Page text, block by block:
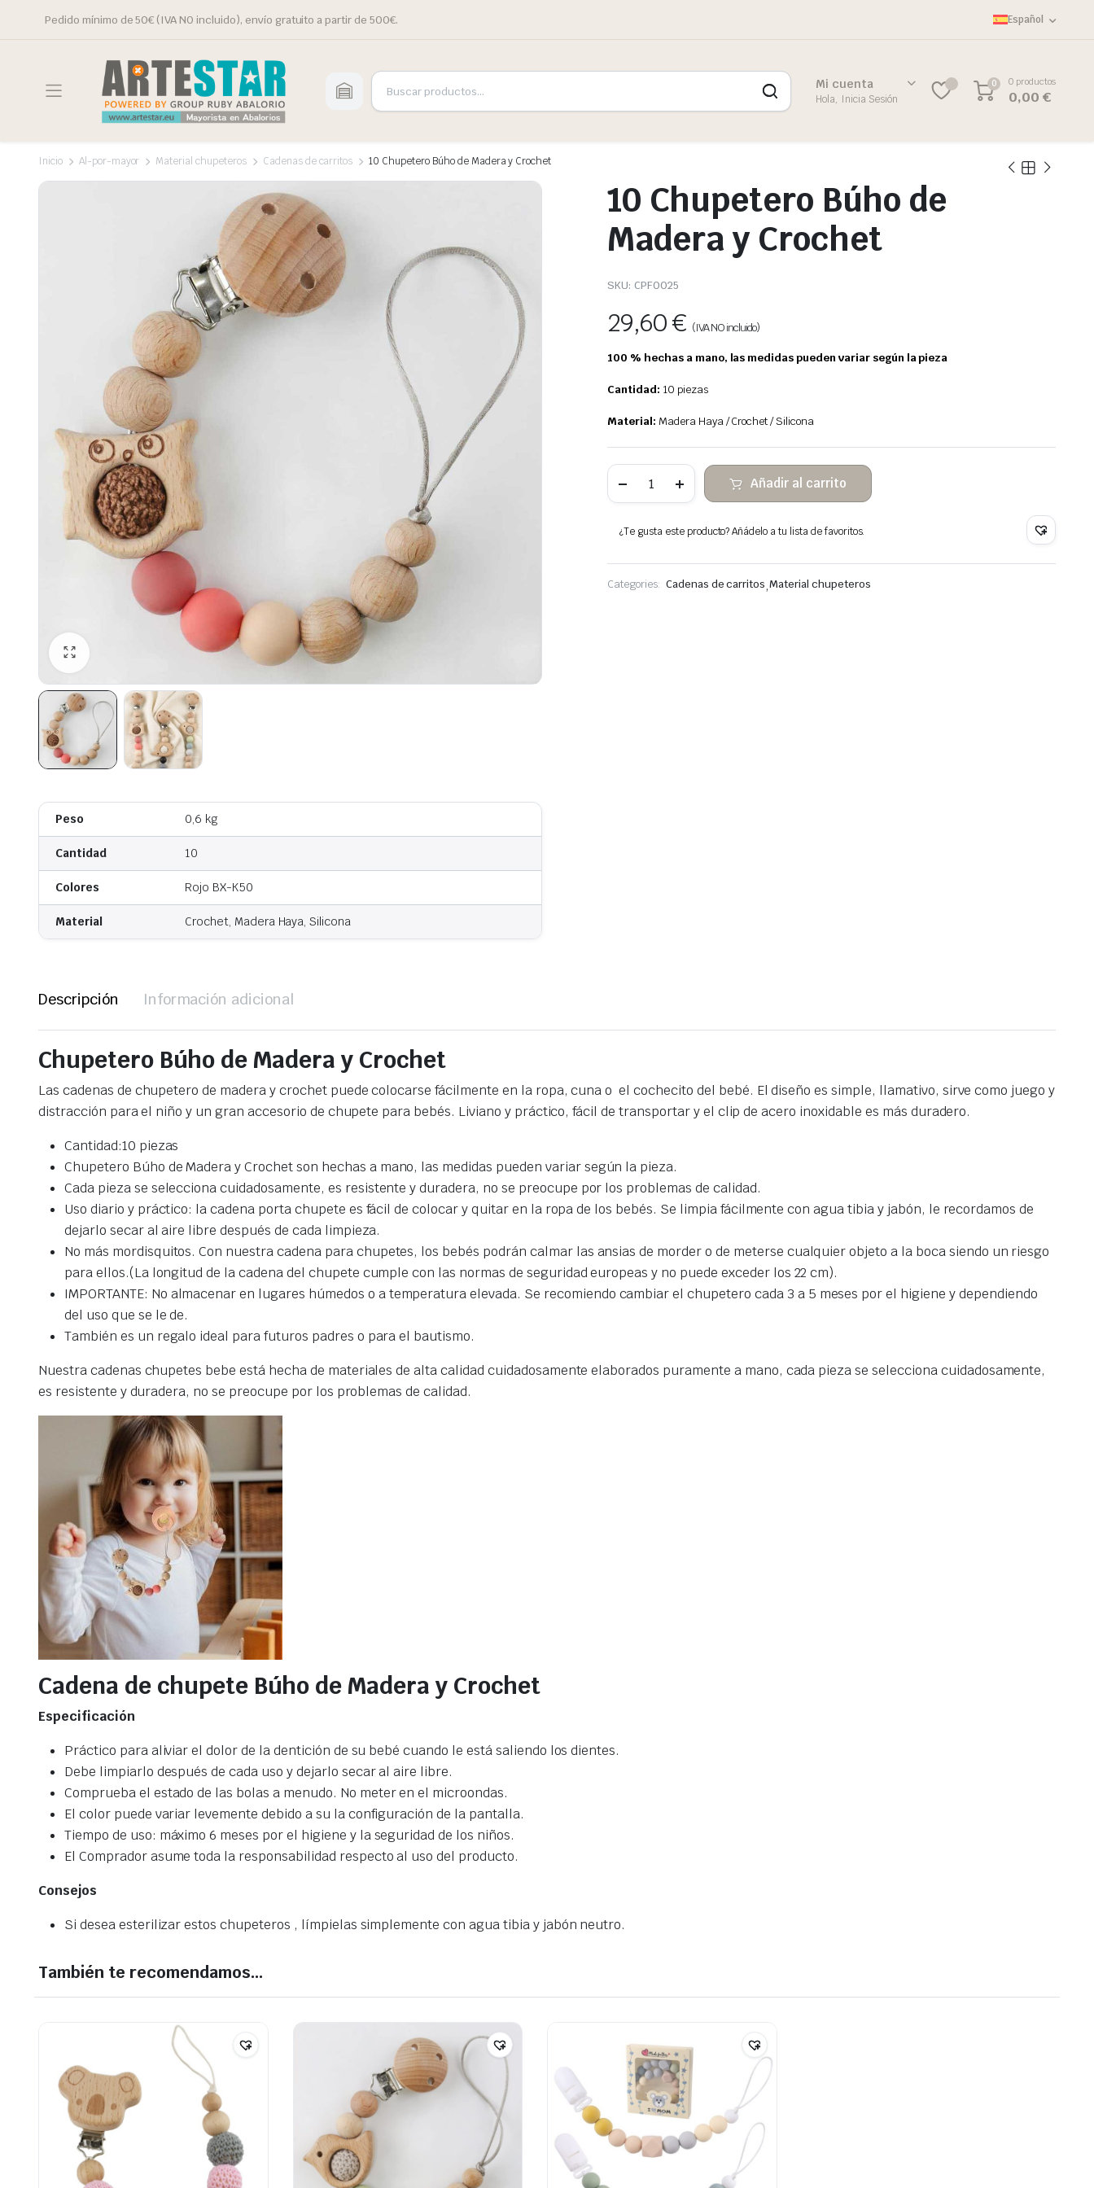
Pedido mínimo de 50€ (IVA NO incluido), envío gratuito a partir de 500€. Español
Mi cuenta
Hola, Inicia Sesión
0 0 productos
0,00€
Inicio Al-por-mayor Material chupeteros Cadenas de carritos 10 Chupetero Búho de Madera y Crochet
Peso 0,6 kg
Cantidad 10
Colores Rojo BX-K50
Material Crochet, Madera Haya, Silicona
10 Chupetero Búho de
Madera y Crochet
SKU: CPF0025
29,60€ (IVA NO incluido)
100 % hechas a mano, las medidas pueden variar según la pieza
Cantidad: 10 piezas
Material: Madera Haya / Crochet / Silicona
Chupetero
Búho
Madera
y
cantidad
Añadir al carrito
¿Te gusta este producto? Añádelo a tu lista de favoritos.
Categories: Cadenas de carritos,Material chupeteros
Descripción Información adicional
Chupetero Búho de Madera y Crochet
Las cadenas de chupetero de madera y crochet puede colocarse fácilmente en la ropa, cuna o el cochecito del bebé. El diseño es simple, llamativo, sirve como juego y
distracción para el niño y un gran accesorio de chupete para bebés. Liviano y práctico, fácil de transportar y el clip de acero inoxidable es más duradero.
Cantidad:10 piezas
Chupetero Búho de Madera y Crochet son hechas a mano, las medidas pueden variar según la pieza.
Cada pieza se selecciona cuidadosamente, es resistente y duradera, no se preocupe por los problemas de calidad.
Uso diario y práctico: la cadena porta chupete es fácil de colocar y quitar en la ropa de los bebés. Se limpia fácilmente con agua tibia y jabón, le recordamos de
dejarlo secar al aire libre después de cada limpieza.
No más mordisquitos. Con nuestra cadena para chupetes, los bebés podrán calmar las ansias de morder o de meterse cualquier objeto a la boca siendo un riesgo
para ellos.(La longitud de la cadena del chupete cumple con las normas de seguridad europeas y no puede exceder los 22 cm).
IMPORTANTE: No almacenar en lugares húmedos o a temperatura elevada. Se recomiendo cambiar el chupetero cada 3 a 5 meses por el higiene y dependiendo
del uso que se le de.
También es un regalo ideal para futuros padres o para el bautismo.
Nuestra cadenas chupetes bebe está hecha de materiales de alta calidad cuidadosamente elaborados puramente a mano, cada pieza se selecciona cuidadosamente,
es resistente y duradera, no se preocupe por los problemas de calidad.
Cadena de chupete Búho de Madera y Crochet
Especificación
Práctico para aliviar el dolor de la dentición de su bebé cuando le está saliendo los dientes.
Debe limpiarlo después de cada uso y dejarlo secar al aire libre.
Comprueba el estado de las bolas a menudo. No meter en el microondas.
El color puede variar levemente debido a su la configuración de la pantalla.
Tiempo de uso: máximo 6 meses por el higiene y la seguridad de los niños.
El Comprador asume toda la responsabilidad respecto al uso del producto.
Consejos
Si desea esterilizar estos chupeteros , límpielas simplemente con agua tibia y jabón neutro.
También te recomendamos…